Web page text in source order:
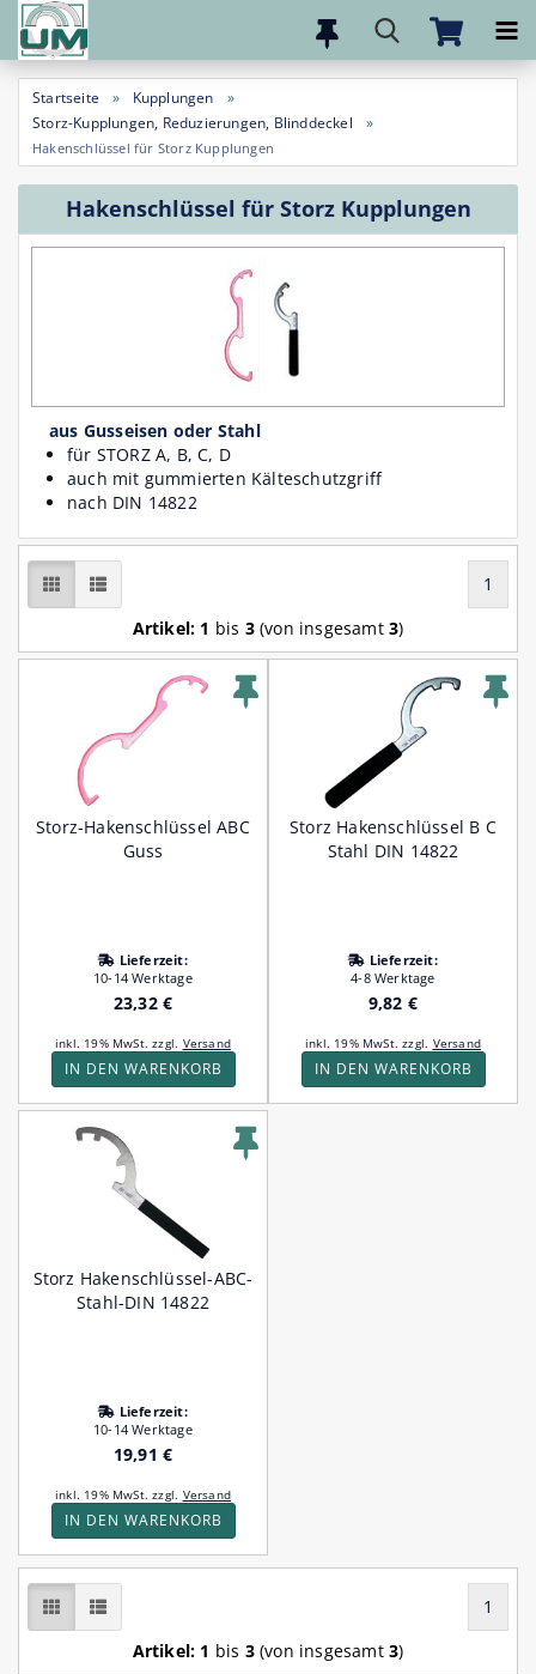
Direkt
zum
Hauptinhalt
Startseite » Kupplungen
»
Storz-Kupplungen, Reduzierungen, Blinddeckel
»
Hakenschlüssel für Storz Kupplungen
Hakenschlüssel für Storz Kupplungen
aus Gusseisen oder Stahl
für STORZ A, B, C, D
auch mit gummierten Kälteschutzgriff
nach DIN 14822
1
Artikel: 1 bis 3(von insgesamt 3)
Storz-Hakenschlüssel ABC
Guss
Lieferzeit:
10-14 Werktage
23,32 €
inkl. 19% MwSt. zzgl. Versand
IN DEN WARENKORB
Storz Hakenschlüssel B C
Stahl DIN 14822
Lieferzeit:
4-8 Werktage
9,82 €
inkl. 19% MwSt. zzgl. Versand
IN DEN WARENKORB
Storz Hakenschlüssel-ABC-
Stahl-DIN 14822
Lieferzeit:
10-14 Werktage
19,91 €
inkl. 19% MwSt. zzgl. Versand
IN DEN WARENKORB
1
Artikel: 1 bis 3(von insgesamt 3)